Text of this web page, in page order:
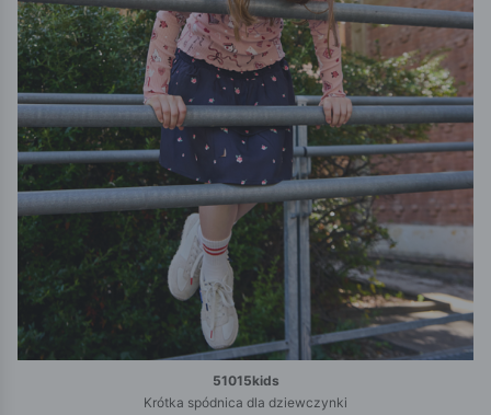
51015kids
Krótka spódnica dla dziewczynki